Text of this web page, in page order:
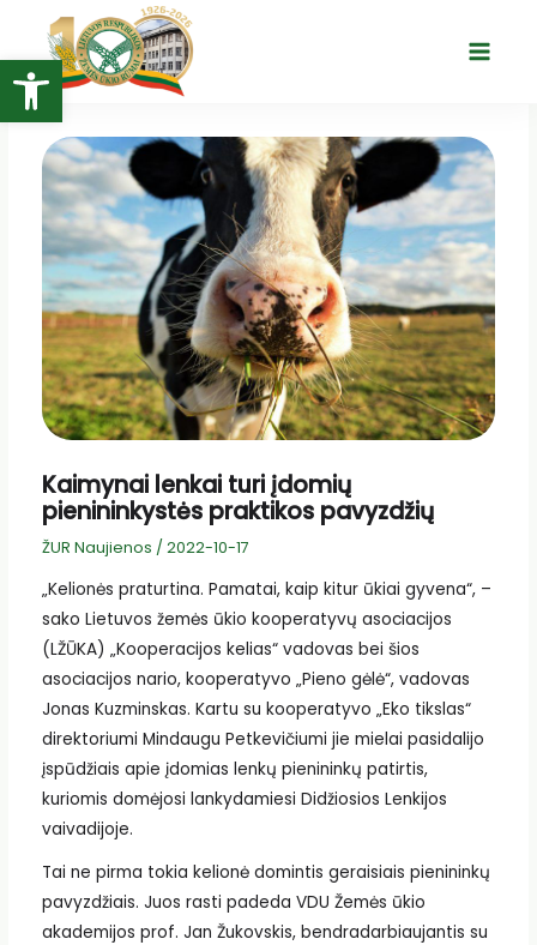
Open toolbar
turinio
Main
Kaimynai lenkai turi įdomių
pienininkystės praktikos pavyzdžių
ŽUR Naujienos / 2022-10-17
„Kelionės praturtina. Pamatai, kaip kitur ūkiai gyvena“, –
sako Lietuvos žemės ūkio kooperatyvų asociacijos
(LŽŪKA) „Kooperacijos kelias“ vadovas bei šios
asociacijos nario, kooperatyvo „Pieno gėlė“, vadovas
Jonas Kuzminskas. Kartu su kooperatyvo „Eko tikslas“
direktoriumi Mindaugu Petkevičiumi jie mielai pasidalijo
įspūdžiais apie įdomias lenkų pienininkų patirtis,
kuriomis domėjosi lankydamiesi Didžiosios Lenkijos
vaivadijoje.
Tai ne pirma tokia kelionė domintis geraisiais pienininkų
pavyzdžiais. Juos rasti padeda VDU Žemės ūkio
akademijos prof. Jan Žukovskis, bendradarbiaujantis su